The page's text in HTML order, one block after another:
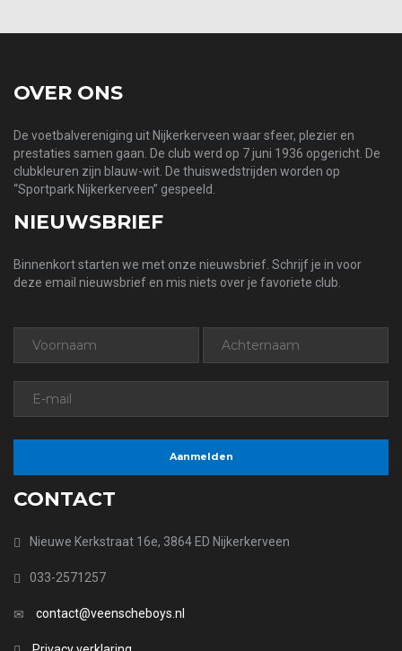
OVER ONS
De voetbalvereniging uit Nijkerkerveen waar sfeer, plezier en
prestaties samen gaan. De club werd op 7 juni 1936 opgericht. De
clubkleuren zijn blauw-wit. De thuiswedstrijden worden op
“Sportpark Nijkerkerveen” gespeeld.
NIEUWSBRIEF
Binnenkort starten we met onze nieuwsbrief. Schrijf je in voor
deze email nieuwsbrief en mis niets over je favoriete club.
CONTACT
Nieuwe Kerkstraat 16e, 3864 ED Nijkerkerveen
033-2571257
contact@veenscheboys.nl